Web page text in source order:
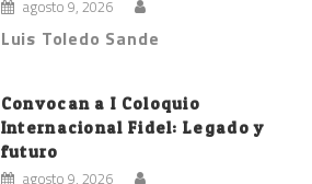
agosto 9, 2026
Luis Toledo Sande
Convocan a I Coloquio
Internacional Fidel: Legado y
futuro
agosto 9, 2026